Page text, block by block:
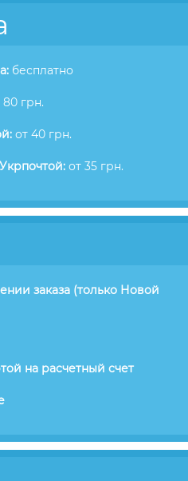
бесплатно
80 грн.
от 40 грн.
от 35 грн.
заказа (только Новой
на расчетный счет